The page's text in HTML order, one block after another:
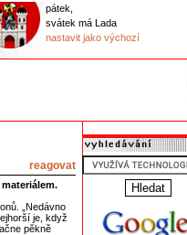
pátek,
svátek má Lada
nastavit jako výchozí
reagovat
„Nedávno
je, když
pěkně